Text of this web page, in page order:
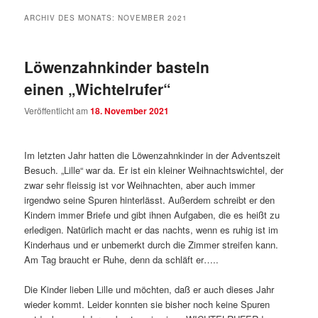
ARCHIV DES MONATS:NOVEMBER 2021
Löwenzahnkinder basteln
einen „Wichtelrufer“
Veröffentlicht am18. November 2021
Im letzten Jahr hatten die Löwenzahnkinder in der Adventszeit
Besuch. „Lille“ war da. Er ist ein kleiner Weihnachtswichtel, der
zwar sehr fleissig ist vor Weihnachten, aber auch immer
irgendwo seine Spuren hinterlässt. Außerdem schreibt er den
Kindern immer Briefe und gibt ihnen Aufgaben, die es heißt zu
erledigen. Natürlich macht er das nachts, wenn es ruhig ist im
Kinderhaus und er unbemerkt durch die Zimmer streifen kann.
Am Tag braucht er Ruhe, denn da schläft er…..
Die Kinder lieben Lille und möchten, daß er auch dieses Jahr
wieder kommt. Leider konnten sie bisher noch keine Spuren